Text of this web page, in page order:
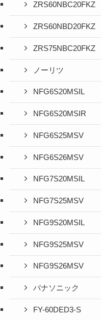
ZRS60NBC20FKZ
ZRS60NBD20FKZ
ZRS75NBC20FKZ
ノーリツ
NFG6S20MSIL
NFG6S20MSIR
NFG6S25MSV
NFG6S26MSV
NFG7S20MSIL
NFG7S25MSV
NFG9S20MSIL
NFG9S25MSV
NFG9S26MSV
パナソニック
FY-60DED3-S